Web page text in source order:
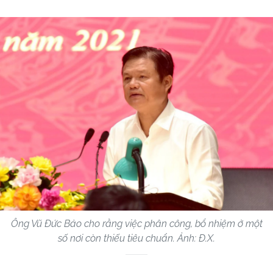
Ông Vũ Đức Bảo cho rằng việc phân công, bổ nhiệm ở một
số nơi còn thiếu tiêu chuẩn. Ảnh: Đ.X.